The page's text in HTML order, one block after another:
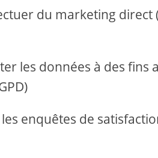
du marketing direct
les données à des fins
enquêtes de